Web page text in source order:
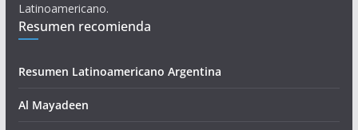
Latinoamericano.
Resumen recomienda
Resumen Latinoamericano Argentina
Al Mayadeen